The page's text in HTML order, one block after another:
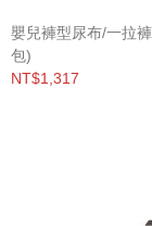
嬰兒褲型尿布/一拉
包)
NT$1,317